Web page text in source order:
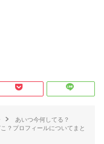
あいつ今何してる？
？プロフィールについてまと